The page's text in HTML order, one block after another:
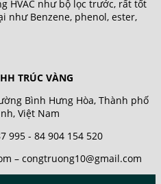
HVAC như bộ lọc trước, rất tốt
như Benzene, phenol, ester,
TRÚC VÀNG
Bình Hưng Hòa, Thành phố
Việt Nam
995 - 84 904 154 520
– congtruong10@gmail.com